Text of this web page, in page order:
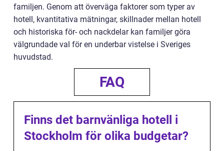
familjen. Genom att överväga faktorer som typer av
hotell, kvantitativa mätningar, skillnader mellan hotell
och historiska för- och nackdelar kan familjer göra
välgrundade val för en underbar vistelse i Sveriges
huvudstad.
FAQ
Finns det barnvänliga hotell i
Stockholm för olika budgetar?